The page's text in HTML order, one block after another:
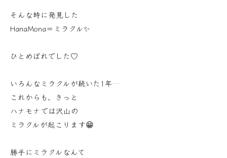
そんな時に発見した
HanaMona＝ミラクル✨
ひとめぼれでした♡
いろんなミラクルが続いた1年…
これからも、きっと
ハナモナでは沢山の
ミラクルが起こります😁
勝手にミラクルなんて